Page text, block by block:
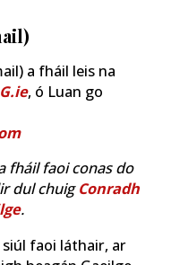
a fháil leis na
, ó Luan go
fháil faoi conas do
dul chuigConradh
.
siúl faoi láthair, ar